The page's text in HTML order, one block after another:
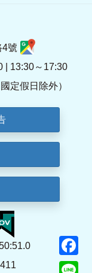
4號
| 13:30～17:30
定假日除外）